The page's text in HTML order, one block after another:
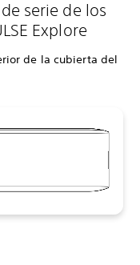
serie de los
Explore
de la cubierta del